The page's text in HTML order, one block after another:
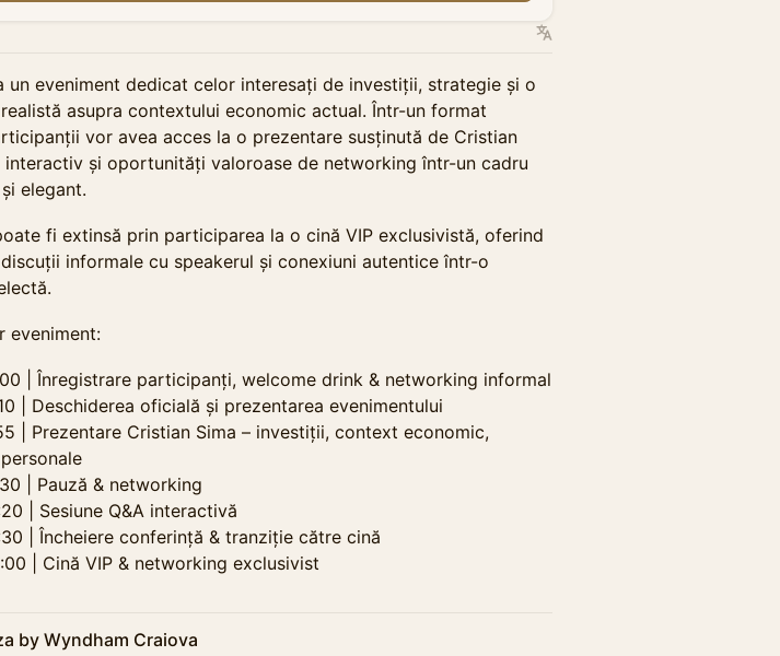
un eveniment dedicat celor interesați de investiții, strategie și o
asupra contextului economic actual. Într-un format
vor avea acces la o prezentare susținută de Cristian
interactiv și oportunități valoroase de networking într-un cadru
elegant.
fi extinsă prin participarea la o cină VIP exclusivistă, oferind
informale cu speakerul și conexiuni autentice într-o
eveniment:
| Înregistrare participanți, welcome drink & networking informal
| Deschiderea oficială și prezentarea evenimentului
| Prezentare Cristian Sima – investiții, context economic,
| Pauză & networking
| Sesiune Q&A interactivă
| Încheiere conferință & tranziție către cină
| Cină VIP & networking exclusivist
by Wyndham Craiova